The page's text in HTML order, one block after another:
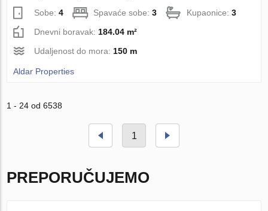
Sobe:4 Spavaće sobe:3 Kupaonice:3
Dnevni boravak:184.04 m²
Udaljenost do mora:150 m
Aldar Properties
1 - 24 od 6538
1
PREPORUČUJEMO